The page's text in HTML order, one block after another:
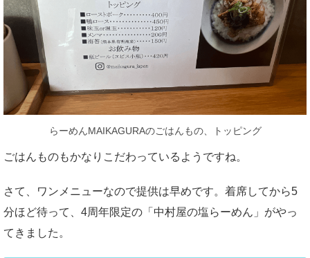
らーめんMAIKAGURAのごはんもの、トッピング
ごはんものもかなりこだわっているようですね。
さて、ワンメニューなので提供は早めです。着席してから5
分ほど待って、4周年限定の「中村屋の塩らーめん」がやっ
てきました。